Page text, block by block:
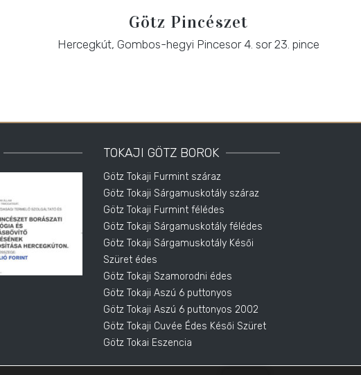
Götz Pincészet
Hercegkút, Gombos-hegyi Pincesor 4. sor 23. pince
TOKAJI GÖTZ BOROK
Götz Tokaji Furmint száraz
Götz Tokaji Sárgamuskotály száraz
Götz Tokaji Furmint félédes
Götz Tokaji Sárgamuskotály félédes
Götz Tokaji Sárgamuskotály Késői
Szüret édes
Götz Tokaji Szamorodni édes
Götz Tokaji Aszú 6 puttonyos
Götz Tokaji Aszú 6 puttonyos 2002
Götz Tokaji Cuvée Édes Késői Szüret
Götz Tokai Eszencia